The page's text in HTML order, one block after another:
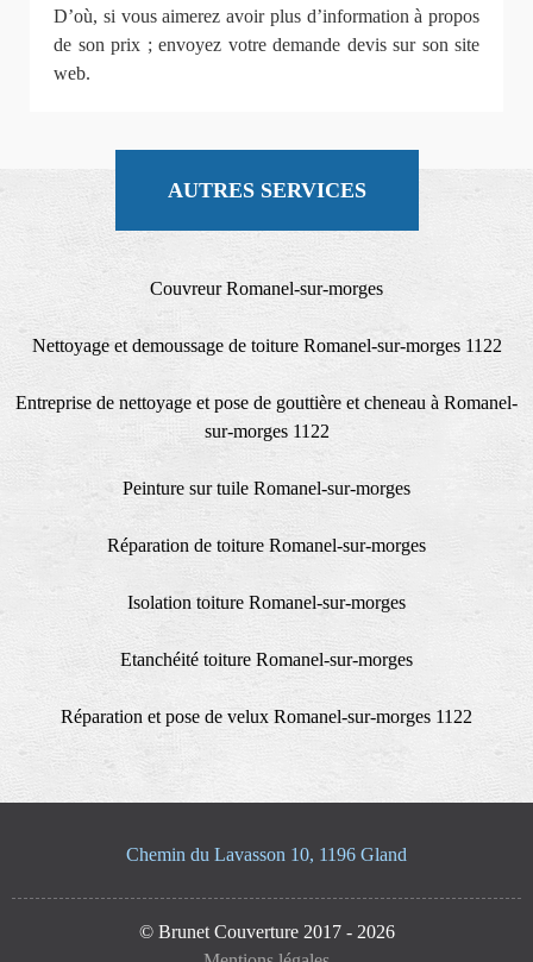
D’où, si vous aimerez avoir plus d’information à propos
de son prix ; envoyez votre demande devis sur son site
web.
AUTRES SERVICES
Couvreur Romanel-sur-morges
Nettoyage et demoussage de toiture Romanel-sur-morges 1122
Entreprise de nettoyage et pose de gouttière et cheneau à Romanel-
sur-morges 1122
Peinture sur tuile Romanel-sur-morges
Réparation de toiture Romanel-sur-morges
Isolation toiture Romanel-sur-morges
Etanchéité toiture Romanel-sur-morges
Réparation et pose de velux Romanel-sur-morges 1122
Chemin du Lavasson 10, 1196 Gland
© Brunet Couverture 2017 - 2026